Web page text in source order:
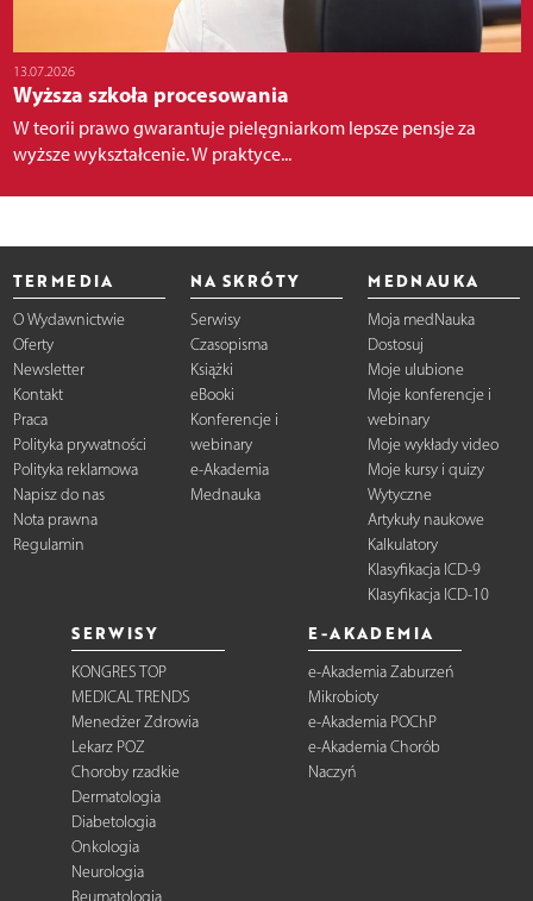
13.07.2026
Wyższa szkoła procesowania
W teorii prawo gwarantuje pielęgniarkom lepsze pensje za
wyższe wykształcenie. W praktyce...
TERMEDIA
O Wydawnictwie
Oferty
Newsletter
Kontakt
Praca
Polityka prywatności
Polityka reklamowa
Napisz do nas
Nota prawna
Regulamin
NA SKRÓTY
Serwisy
Czasopisma
Książki
eBooki
Konferencje i
webinary
e-Akademia
Mednauka
MEDNAUKA
Moja medNauka
Dostosuj
Moje ulubione
Moje konferencje i
webinary
Moje wykłady video
Moje kursy i quizy
Wytyczne
Artykuły naukowe
Kalkulatory
Klasyfikacja ICD-9
Klasyfikacja ICD-10
SERWISY
KONGRES TOP
MEDICAL TRENDS
Menedżer Zdrowia
Lekarz POZ
Choroby rzadkie
Dermatologia
Diabetologia
Onkologia
Neurologia
Reumatologia
E-AKADEMIA
e-Akademia Zaburzeń
Mikrobioty
e-Akademia POChP
e-Akademia Chorób
Naczyń